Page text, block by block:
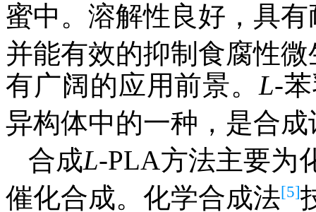
蜜中。溶解性良好，具
并能有效的抑制食腐性微
有广阔的应用前景。L-
异构体中的一种，是合
合成L-PLA方法主要为
催化合成。化学合成法[5]